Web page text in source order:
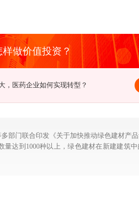
做价值投资？
，医药企业如何实现转型？
部门联合印发《关于加快推动绿色建材产
达到1000种以上，绿色建材在新建建筑中